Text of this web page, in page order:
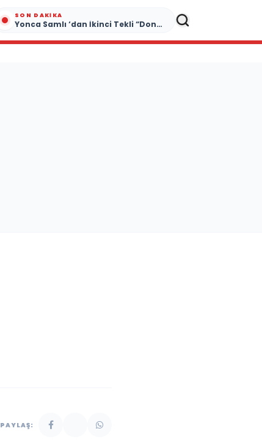
SON DAKIKA
Yonca Samlı ‘dan İkinci Tekli “Donacaksın Sevgilim “ yayımlandı
PAYLAŞ: